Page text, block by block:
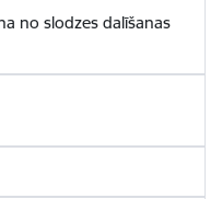
no slodzes dalīšanas